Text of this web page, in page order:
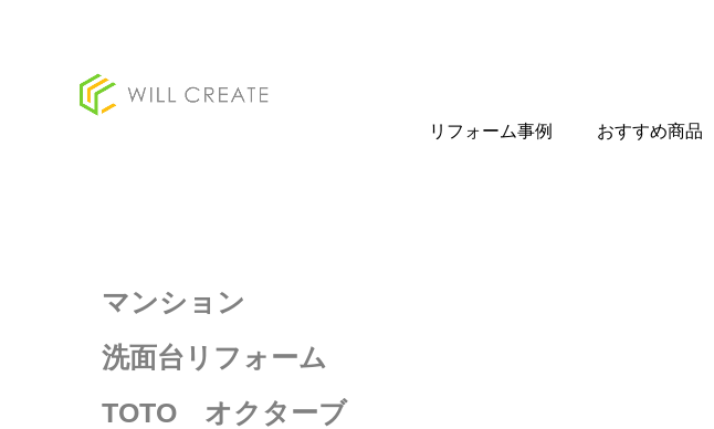
リフォーム事例 おすすめ商品
マンション
洗面台リフォーム
TOTO オクターブ